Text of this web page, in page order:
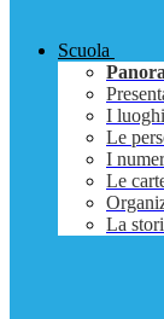
Scuola
I luoghi
Le
I
Le
La